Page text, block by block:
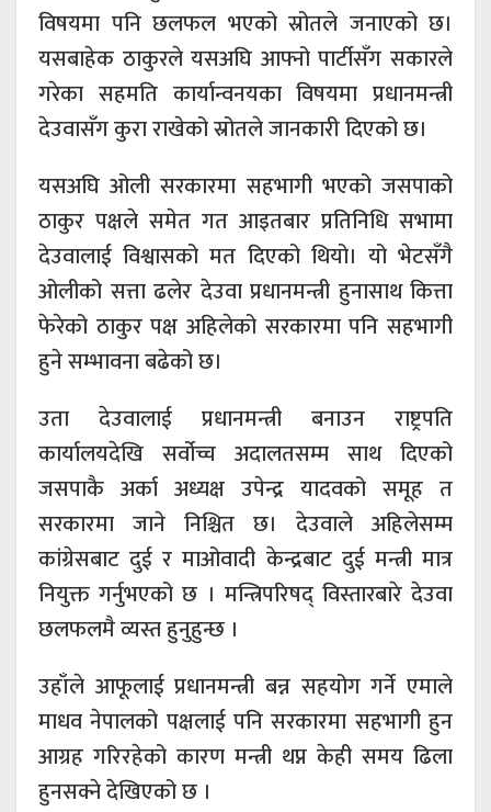
विषयमा पनि छलफल भएको स्रोतले जनाएको छ।
यसबाहेक ठाकुरले यसअघि आफ्नो पार्टीसँग सकारले
गरेका सहमति कार्यान्वनयका विषयमा प्रधानमन्त्री
देउवासँग कुरा राखेको स्रोतले जानकारी दिएको छ।
यसअघि ओली सरकारमा सहभागी भएको जसपाको
ठाकुर पक्षले समेत गत आइतबार प्रतिनिधि सभामा
देउवालाई विश्वासको मत दिएको थियो। यो भेटसँगै
ओलीको सत्ता ढलेर देउवा प्रधानमन्त्री हुनासाथ कित्ता
फेरेको ठाकुर पक्ष अहिलेको सरकारमा पनि सहभागी
हुने सम्भावना बढेको छ।
उता देउवालाई प्रधानमन्त्री बनाउन राष्ट्रपति
कार्यालयदेखि सर्वोच्च अदालतसम्म साथ दिएको
जसपाकै अर्का अध्यक्ष उपेन्द्र यादवको समूह त
सरकारमा जाने निश्चित छ। देउवाले अहिलेसम्म
कांग्रेसबाट दुई र माओवादी केन्द्रबाट दुई मन्त्री मात्र
नियुक्त गर्नुभएको छ । मन्त्रिपरिषद् विस्तारबारे देउवा
छलफलमै व्यस्त हुनुहुन्छ ।
उहाँले आफूलाई प्रधानमन्त्री बन्न सहयोग गर्ने एमाले
माधव नेपालको पक्षलाई पनि सरकारमा सहभागी हुन
आग्रह गरिरहेको कारण मन्त्री थप्न केही समय ढिला
हुनसक्ने देखिएको छ ।